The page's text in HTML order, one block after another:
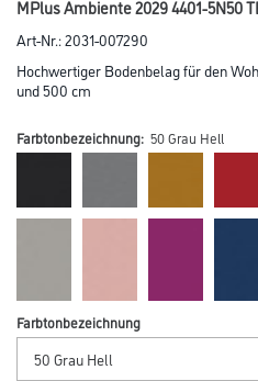
MPlus Ambiente 2029 4401-5N50
Art-Nr.:2031-007290
Hochwertiger Bodenbelag für den
und 500 cm
Farbtonbezeichnung: 50 Grau Hell
Farbtonbezeichnung